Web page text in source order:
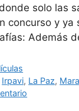
solo las
concurso y
Además
Irpavi, La Paz,